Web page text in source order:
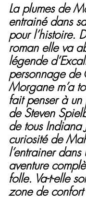
La plumes de
entrainé dans
pour l’histoire.
roman elle va
légende
personnage de
Morgane m’a
fait penser à
de Steven
de tous Indiana
curiosité de
l’entrainer dans
aventure
folle. Va-t-elle
zone de confort